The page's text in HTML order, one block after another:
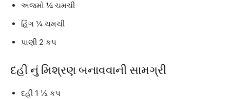
અજમો ¼ ચમચી
હિંગ ¼ ચમચી
પાણી 2 કપ
દહી નું મિશ્રણ બનાવવાની સામગ્રી
દહી 1 ½ કપ